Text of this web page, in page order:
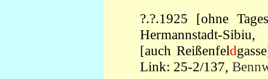
?.?.1925 [ohne
[auch Reißenfeld
Link: 25-2/137,